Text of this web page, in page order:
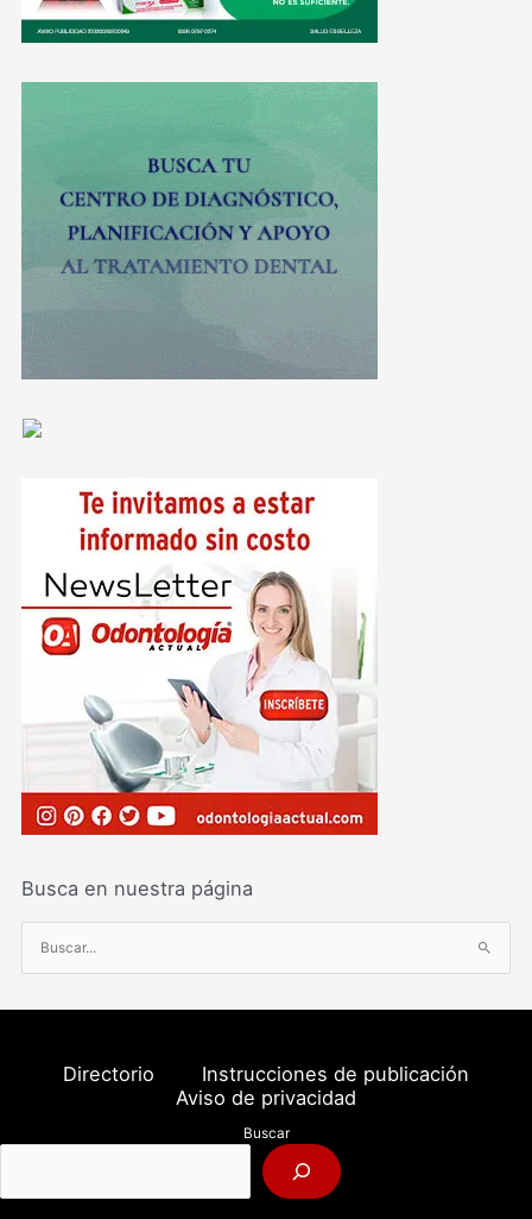
Busca en nuestra página
u
s
o
:
Directorio
Instrucciones de publicación
Aviso de privacidad
Buscar